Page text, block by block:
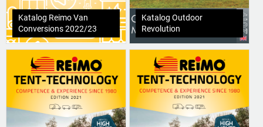
Katalog Reimo Van
Conversions 2022/23
Katalog Outdoor
Revolution